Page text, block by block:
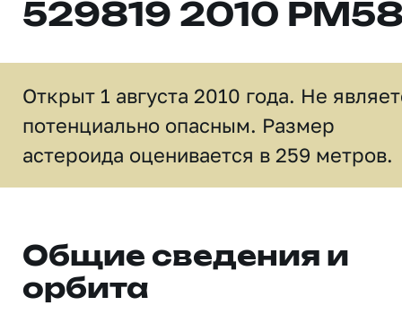
529819 2010
Открыт 1 августа 2010 года. Не
потенциально опасным. Размер
астероида оценивается в 259 метров.
Общие сведения и
орбита